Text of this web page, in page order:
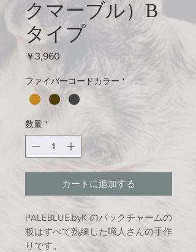
クマーブル）B
タイプ
￥3,960
ファイバーコードカラー *
数量 *
カートに追加する
PALEBLUE.byK のバックチャームの
板はすべて熟練した職人さんの手作
りです。